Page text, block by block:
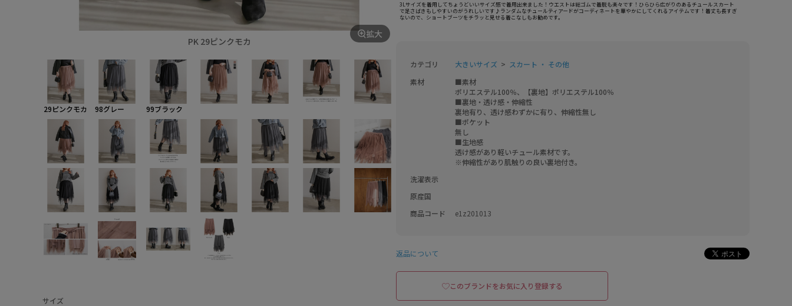
PK 29ピンクモカ
拡大
29ピンクモカ 98グレー 99ブラック
サイズ
3Lサイズを着用してちょうどいいサイズ感で着用出来ました！ウエストは総ゴムで着脱も楽々です！ひらひら広がりのあるチュールスカート
で足さばきもしやすいのがうれしいです♪ランダムなチュールティアードがコーディネートを華やかにしてくれるアイテムです！着丈も長すぎ
ないので、ショートブーツをチラッと見せる着こなしもお勧めです。
カテゴリ 大きいサイズ
スカート ・ その他
素材
■素材
ポリエステル100％、【裏地】ポリエステル100％
■裏地・透け感・伸縮性
裏地有り、透け感わずかに有り、伸縮性無し
■ポケット
無し
■生地感
透け感があり軽いチュール素材です。
洗濯表示
原産国
商品コード
e1z201013
返品について
このブランドをお気に入り登録する